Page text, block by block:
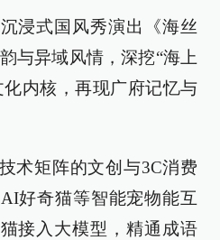
浸式国风秀演出《海丝
与异域风情，深挖“海上
内核，再现广府记忆与
术矩阵的文创与3C消费
好奇猫等智能宠物能互
接入大模型，精通成语